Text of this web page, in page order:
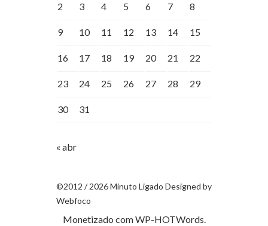
2 3 4 5 6 7 8
9 10 11 12 13 14 15
16 17 18 19 20 21 22
23 24 25 26 27 28 29
30 31
« abr
©2012 / 2026 Minuto Ligado Designed by
Webfoco
Monetizado comWP-HOTWords.